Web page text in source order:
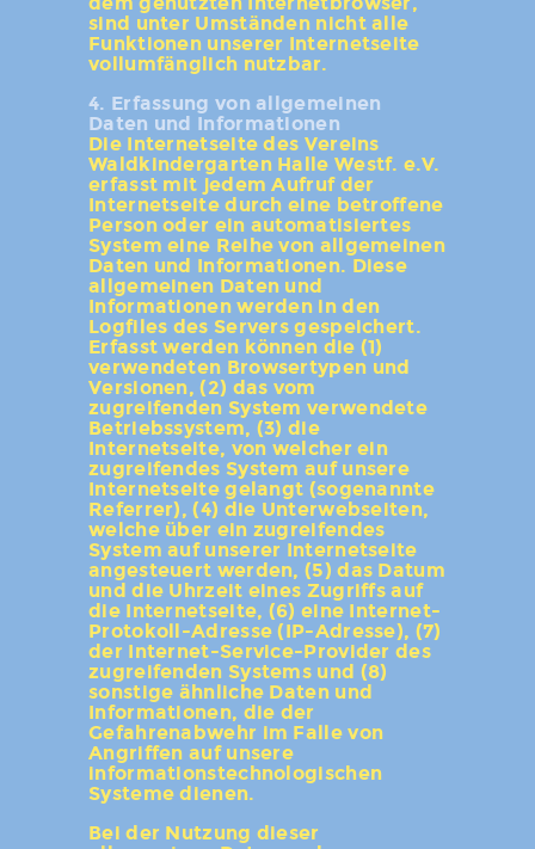
sind unter Umständen nicht alle
Funktionen unserer Internetseite
vollumfänglich nutzbar.
4. Erfassung von allgemeinen
Daten und Informationen
Die Internetseite des Vereins
Waldkindergarten Halle Westf. e.V.
erfasst mit jedem Aufruf der
Internetseite durch eine betroffene
Person oder ein automatisiertes
System eine Reihe von allgemeinen
Daten und Informationen. Diese
allgemeinen Daten und
Informationen werden in den
Logfiles des Servers gespeichert.
Erfasst werden können die (1)
verwendeten Browsertypen und
Versionen, (2) das vom
zugreifenden System verwendete
Betriebssystem, (3) die
Internetseite, von welcher ein
zugreifendes System auf unsere
Internetseite gelangt (sogenannte
Referrer), (4) die Unterwebseiten,
welche über ein zugreifendes
System auf unserer Internetseite
angesteuert werden, (5) das Datum
und die Uhrzeit eines Zugriffs auf
die Internetseite, (6) eine Internet-
Protokoll-Adresse (IP-Adresse), (7)
der Internet-Service-Provider des
zugreifenden Systems und (8)
sonstige ähnliche Daten und
Informationen, die der
Gefahrenabwehr im Falle von
Angriffen auf unsere
informationstechnologischen
Systeme dienen.
Bei der Nutzung dieser